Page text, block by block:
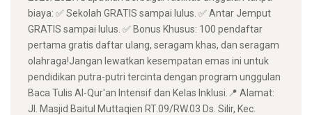
biaya: ✅ Sekolah GRATIS sampai lulus. ✅ Antar Jemput
GRATIS sampai lulus. ✅ Bonus Khusus: 100 pendaftar
pertama gratis daftar ulang, seragam khas, dan seragam
olahraga! ​Jangan lewatkan kesempatan emas ini untuk
pendidikan putra-putri tercinta dengan program unggulan
Baca Tulis Al-Qur'an Intensif dan Kelas Inklusi. ​📍 Alamat:
Jl. Masjid Baitul Muttaqien RT.09/RW.03 Ds. Silir, Kec.